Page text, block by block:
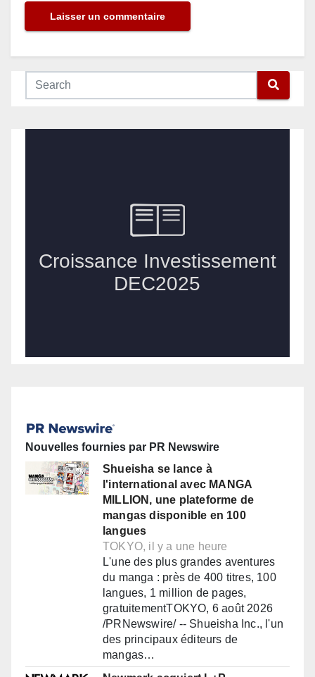
Nouvelles fournies par PR Newswire
Shueisha se lance à
l'international avec MANGA
MILLION, une plateforme de
mangas disponible en 100
langues
TOKYO, il y a une heure
L'une des plus grandes aventures
du manga : près de 400 titres, 100
langues, 1 million de pages,
gratuitementTOKYO, 6 août 2026
/PRNewswire/ -- Shueisha Inc., l'un
des principaux éditeurs de
mangas…